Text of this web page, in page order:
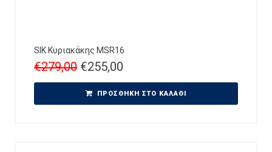
SIK Κυριακάκης MSR16
€279,00 €255,00
ΠΡΟΣΘΉΚΗ ΣΤΟ ΚΑΛΆΘΙ